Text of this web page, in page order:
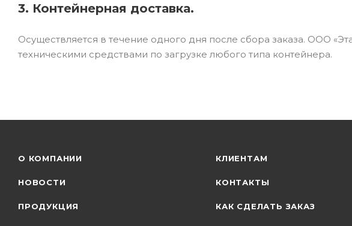
3. Контейнерная доставка.
Осуществляется в течение одного дня после сбора заказа. ООО
техническими средствами по загрузке любого типа контейнера.
О КОМПАНИИ
НОВОСТИ
ПРОДУКЦИЯ
КЛИЕНТАМ
КОНТАКТЫ
КАК СДЕЛАТЬ ЗАКАЗ